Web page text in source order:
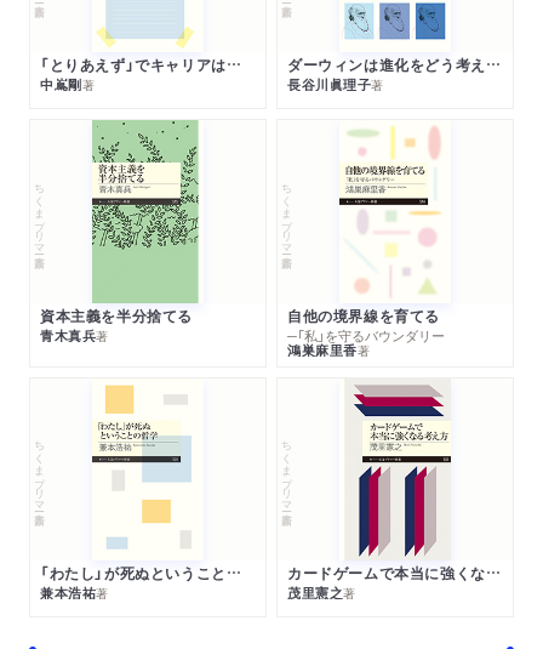
「とりあえず」でキャリアは決まる
中嶌剛著
ダーウィンは進化をどう考えたのか
長谷川眞理子著
ちくまプリマー新書
資本主義を半分捨てる
青木真兵著
ちくまプリマー新書
自他の境界線を育てる
─「私」を守るバウンダリー
鴻巣麻里香著
ちくまプリマー新書
「わたし」が死ぬということの哲学
兼本浩祐著
ちくまプリマー新書
カードゲームで本当に強くなる考え方
茂里憲之著